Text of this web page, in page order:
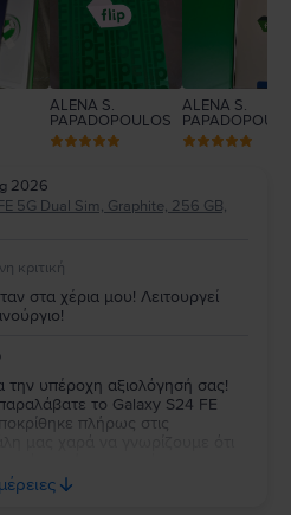
ALENA S.
PAPADOPOULOS
ALENA S.
2026
5G Dual Sim, Graphite, 256 GB,
κριτική
στα χέρια μου! Λειτουργεί
την υπέροχη αξιολόγησή σας!
το Galaxy S24 FE
πλήρως στις
ευχαριστούμε για την
να χαρείτε τη νέα σας